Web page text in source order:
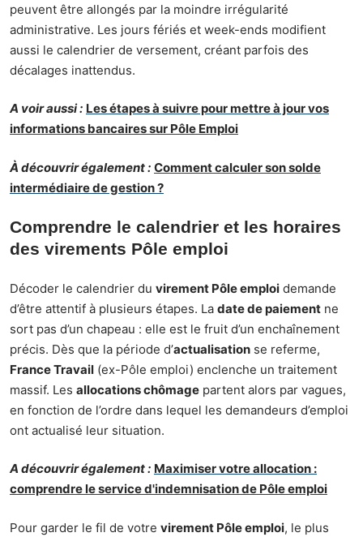
peuvent être allongés par la moindre irrégularité
administrative. Les jours fériés et week-ends modifient
aussi le calendrier de versement, créant parfois des
décalages inattendus.
A voir aussi : Les étapes à suivre pour mettre à jour vos
informations bancaires sur Pôle Emploi
À découvrir également : Comment calculer son solde
intermédiaire de gestion ?
Comprendre le calendrier et les horaires
des virements Pôle emploi
Décoder le calendrier du virement Pôle emploi demande
d’être attentif à plusieurs étapes. La date de paiement ne
sort pas d’un chapeau : elle est le fruit d’un enchaînement
précis. Dès que la période d’actualisation se referme,
France Travail (ex-Pôle emploi) enclenche un traitement
massif. Les allocations chômage partent alors par vagues,
en fonction de l’ordre dans lequel les demandeurs d’emploi
ont actualisé leur situation.
A découvrir également : Maximiser votre allocation :
comprendre le service d'indemnisation de Pôle emploi
Pour garder le fil de votre virement Pôle emploi, le plus